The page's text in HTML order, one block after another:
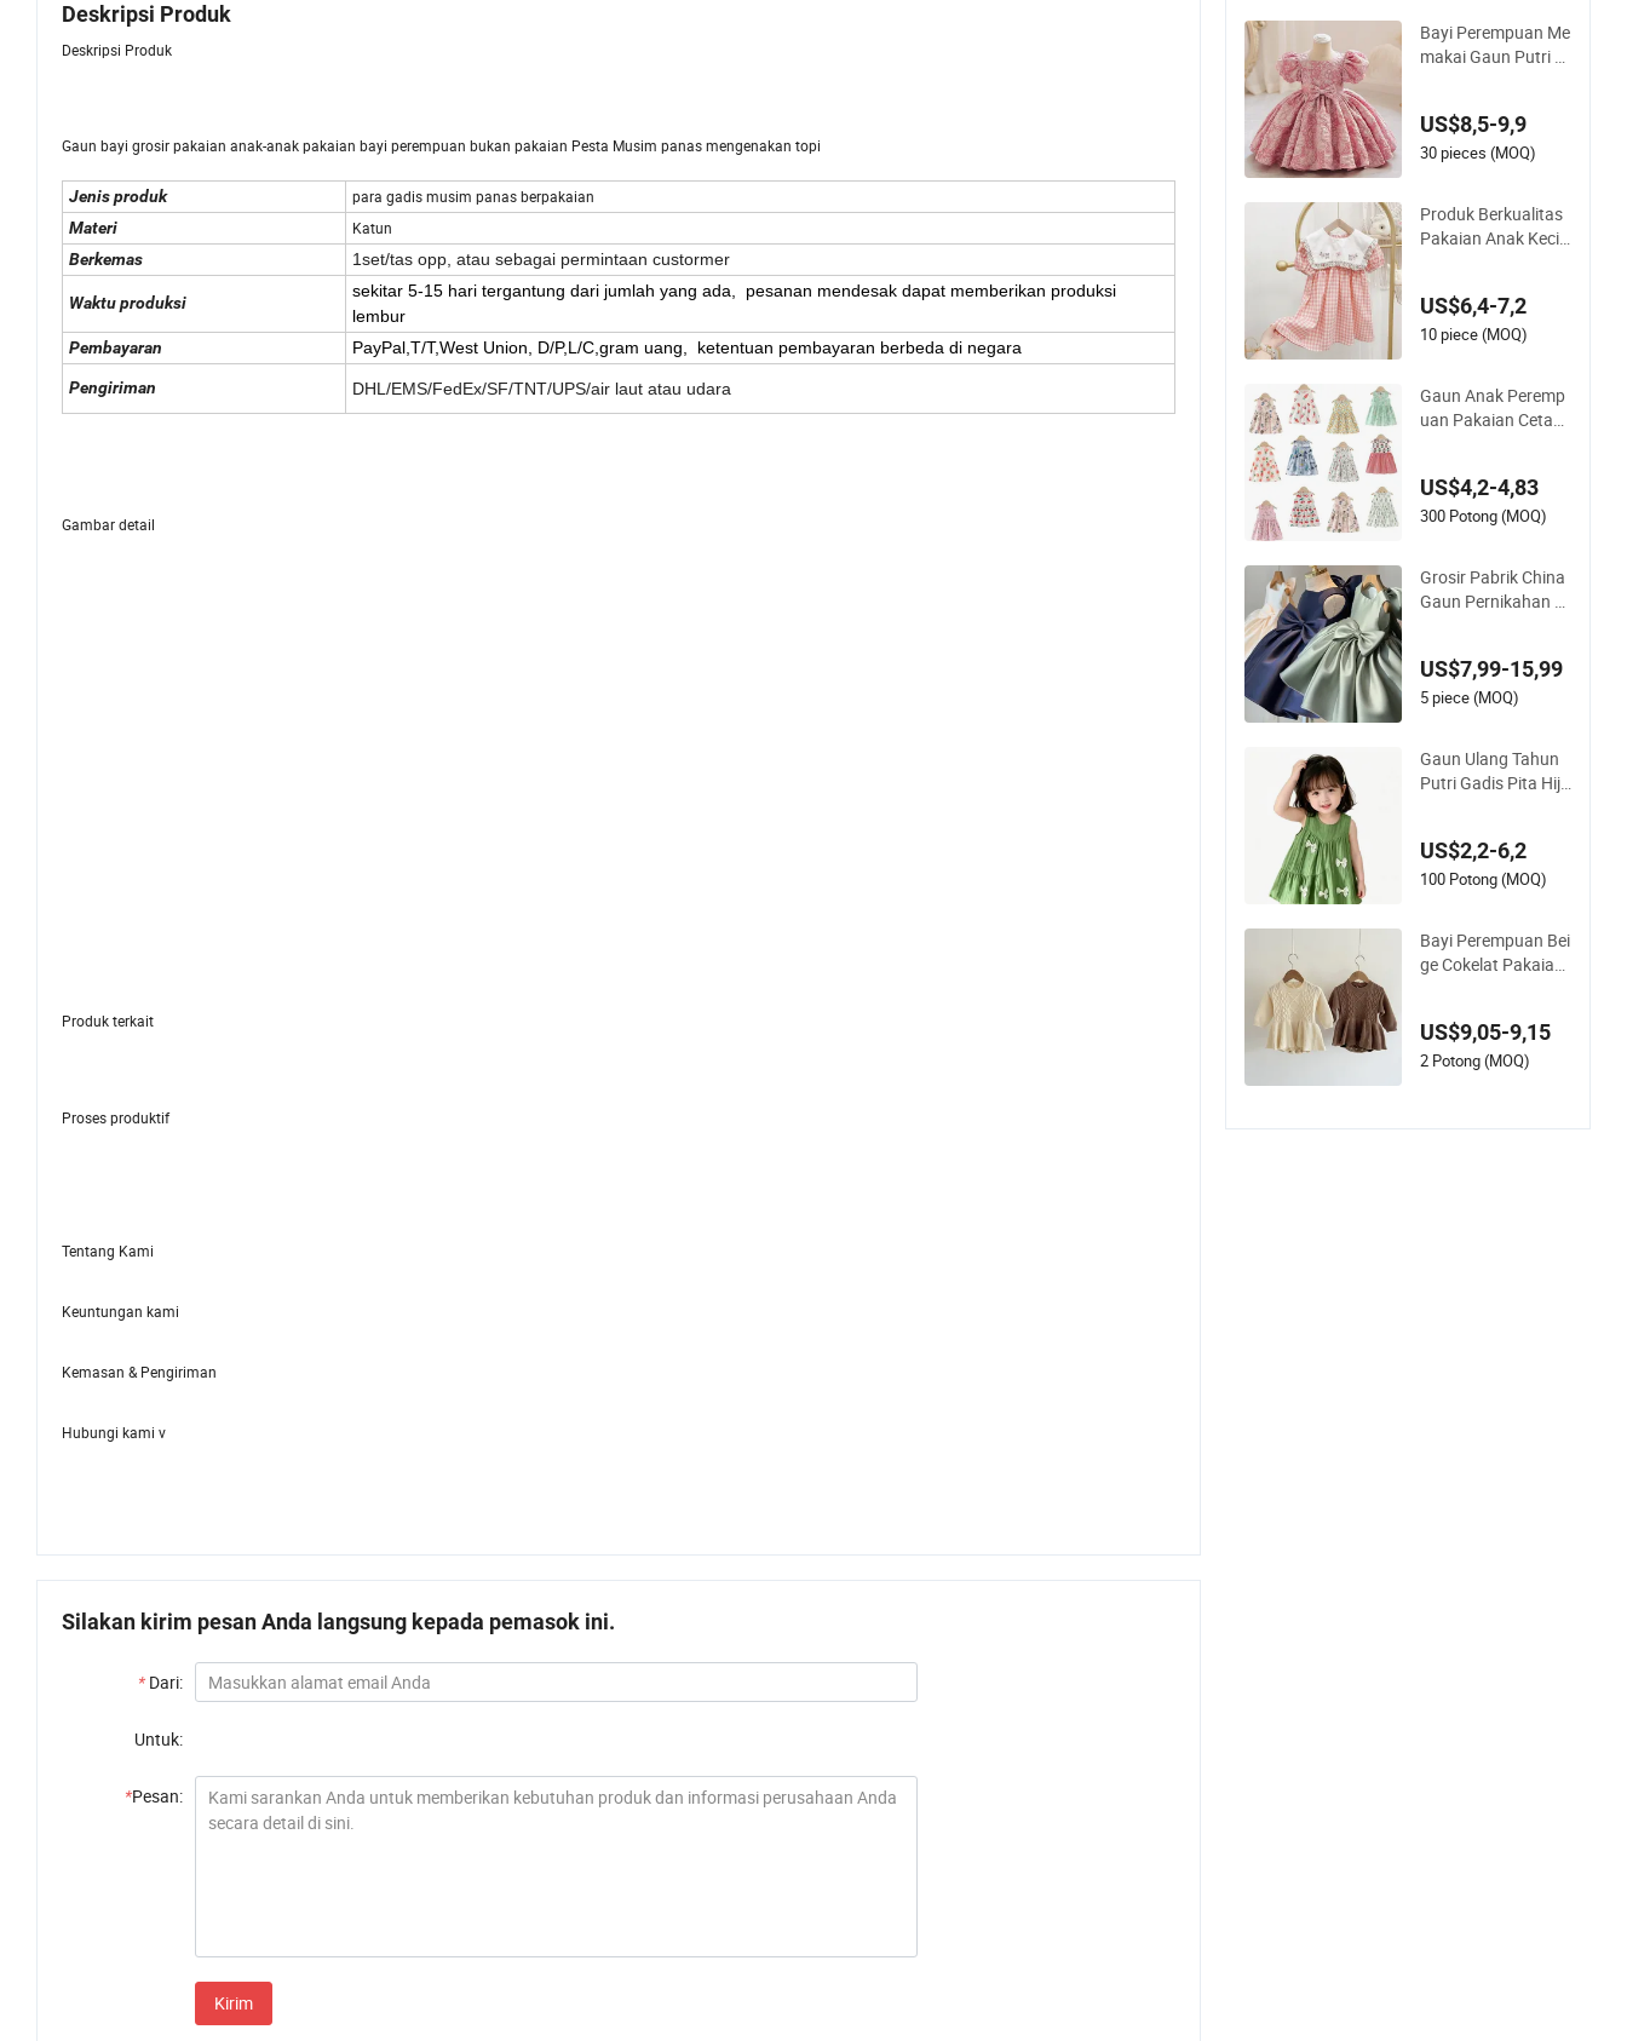
Deskripsi Produk
Deskripsi Produk
Gaun bayi grosir pakaian anak-anak pakaian bayi perempuan bukan pakaian Pesta Musim panas mengenakan topi
Jenis produk
para gadis musim panas berpakaian
Materi
Katun
Berkemas
1set/tas opp, atau sebagai permintaan custormer
Waktu produksi
sekitar 5-15 hari tergantung dari jumlah yang ada,
pesanan mendesak dapat memberikan produksi
lembur
Pembayaran
PayPal,T/T,West Union, D/P,L/C,gram uang, ketentuan pembayaran berbeda di negara
Pengiriman DHL/EMS/FedEx/SF/TNT/UPS/air laut atau udara
Gambar detail
Produk terkait
Proses produktif
Tentang Kami
Keuntungan kami
Kemasan & Pengiriman
Hubungi kami v
Silakan kirim pesan Anda langsung kepada pemasok ini.
* Dari:
Untuk:
*Pesan:
Kirim
Bayi Perempuan Me
makai Gaun Putri C
US$8,5-9,9
30 pieces (MOQ)
Produk Berkualitas
Pakaian Anak Kecil
emi Musim Panas B
utik Pakaian Fancy
US$6,4-7,2
10 piece (MOQ)
Gaun Anak Peremp
uan Pakaian Cetak
puan Tanpa Lengan
Bambu Bunga Gau
US$4,2-4,83
300 Potong (MOQ)
Grosir Pabrik China
Gaun Pernikahan S
US$7,99-15,99
5 piece (MOQ)
Gaun Ulang Tahun
Putri Gadis Pita Hija
ayi
US$2,2-6,2
100 Potong (MOQ)
Bayi Perempuan Bei
ge Cokelat Pakaian
Retro Twist Santai
US$9,05-9,15
2 Potong (MOQ)